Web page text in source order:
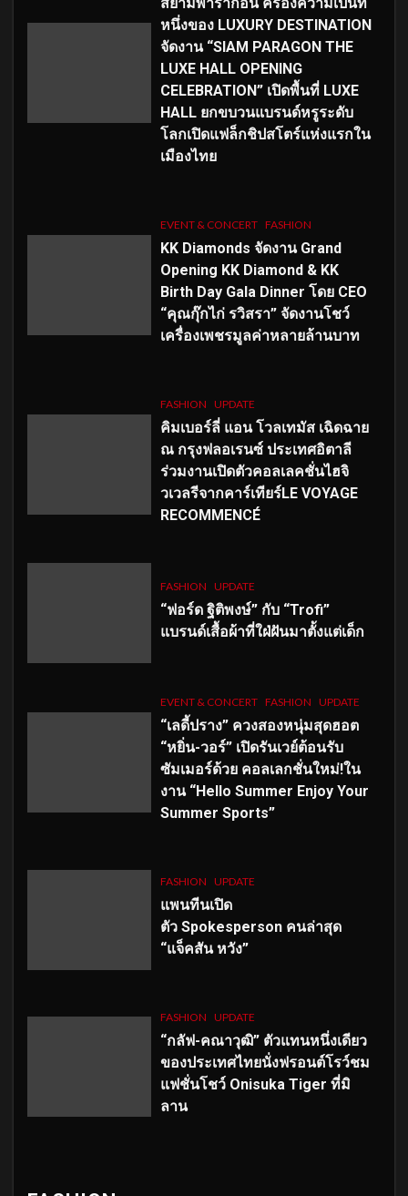
สยามพารากอน ครองความเป็นที่
หนึ่งของ LUXURY DESTINATION
จัดงาน “SIAM PARAGON THE
LUXE HALL OPENING
CELEBRATION” เปิดพื้นที่ LUXE
HALL ยกขบวนแบรนด์หรูระดับ
โลกเปิดแฟล็กชิปสโตร์แห่งแรกใน
เมืองไทย
EVENT & CONCERT FASHION
KK Diamonds จัดงาน Grand
Opening KK Diamond & KK
Birth Day Gala Dinner โดย CEO
“คุณกุ๊กไก่ รวิสรา” จัดงานโชว์
เครื่องเพชรมูลค่าหลายล้านบาท
FASHION UPDATE
คิมเบอร์ลี่ แอน โวลเทมัส เฉิดฉาย
ณ กรุงฟลอเรนซ์ ประเทศอิตาลี
ร่วมงานเปิดตัวคอลเลคชั่นไฮจิ
วเวลรีจากคาร์เทียร์LE VOYAGE
RECOMMENCÉ
FASHION UPDATE
“ฟอร์ด ฐิติพงษ์” กับ “Trofi”
แบรนด์เสื้อผ้าที่ใฝ่ฝันมาตั้งแต่เด็ก
EVENT & CONCERT FASHION UPDATE
“เลดี้ปราง” ควงสองหนุ่มสุดฮอต
“หยิ่น-วอร์” เปิดรันเวย์ต้อนรับ
ซัมเมอร์ด้วย คอลเลกชั่นใหม่!ใน
งาน “Hello Summer Enjoy Your
Summer Sports”
FASHION UPDATE
แพนทีนเปิด
ตัว Spokesperson คนล่าสุด
“แจ็คสัน หวัง”
FASHION UPDATE
“กลัฟ-คณาวุฒิ” ตัวแทนหนึ่งเดียว
ของประเทศไทยนั่งฟรอนต์โรว์ชม
แฟชั่นโชว์ Onisuka Tiger ที่มิ
ลาน